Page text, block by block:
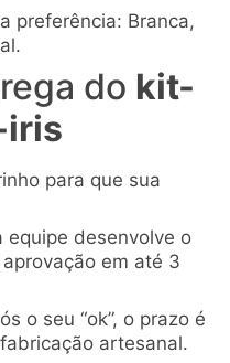
preferência: Branca,
do kit-
iris
para que sua
equipe desenvolve o
em até 3
o seu “ok”, o prazo é
artesanal.